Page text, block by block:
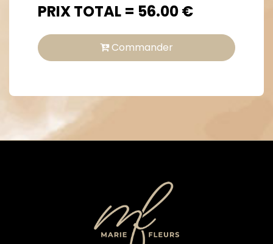
PRIX TOTAL = 56.00€
Commander